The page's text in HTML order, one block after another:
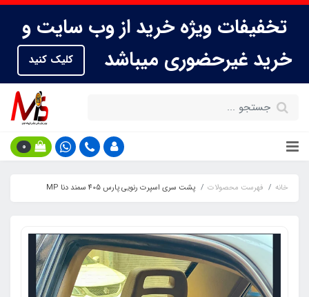
تخفیفات ویژه خرید از وب سایت و
خرید غیرحضوری میباشد
کلیک کنید
0
خانه فهرست محصولات پشت سری اسپرت رنویی پارس 405 سمند دنا MP